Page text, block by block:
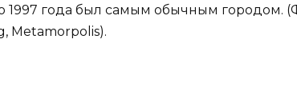
1997 года был самым обычным городом.
Metamorpolis).